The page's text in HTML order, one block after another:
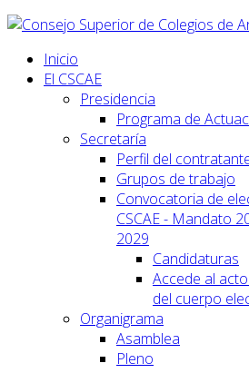
Inicio
El CSCAE
Presidencia
Programa de
Secretaría
Perfil del
Grupos de trabajo
Convocatoria de
CSCAE - Mandato
2029
Candidaturas
Accede al
del cuerpo
Organigrama
Asamblea
Pleno